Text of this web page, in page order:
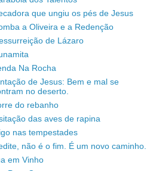
que ungiu os pés de Jesus
a Oliveira e a Redenção
de Lázaro
Na Rocha
de Jesus: Bem e mal se
no deserto.
do rebanho
das aves de rapina
nas tempestades
não é o fim. É um novo caminho.
em Vinho